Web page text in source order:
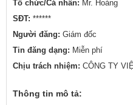
Tổ chức/Cá nhân: Mr. Hoàng
SĐT: ******
Người đăng: Giám đốc
Tin đăng dạng: Miễn phí
Chịu trách nhiệm: CÔNG TY
Thông tin mô tả: